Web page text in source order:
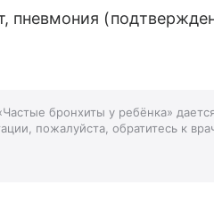
пневмония
бронхиты у ребёнка»
пожалуйста, обратитесь к